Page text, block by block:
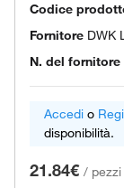
Codice
Fornitore DWK
N. del fornitore
Accedi o
disponibilità.
21.84€ / pezzi